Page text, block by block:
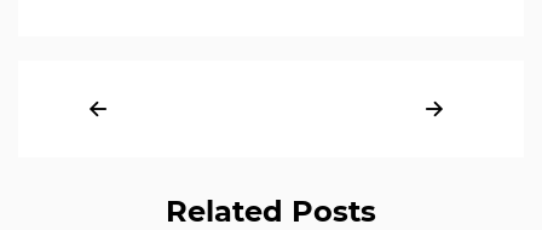
Related Posts